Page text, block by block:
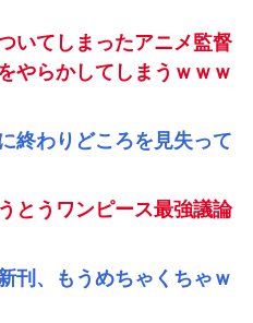
いてしまったアニメ監督
やらかしてしまうｗｗｗ
終わりどころを見失って
とうワンピース最強議論
刊、もうめちゃくちゃｗ